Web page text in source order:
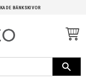
BÄNKSKIVOR